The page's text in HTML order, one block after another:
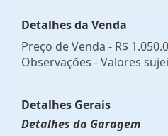
Detalhes da Venda
Preço de Venda - R$
Observações - Valores
Detalhes Gerais
Detalhes da Garagem